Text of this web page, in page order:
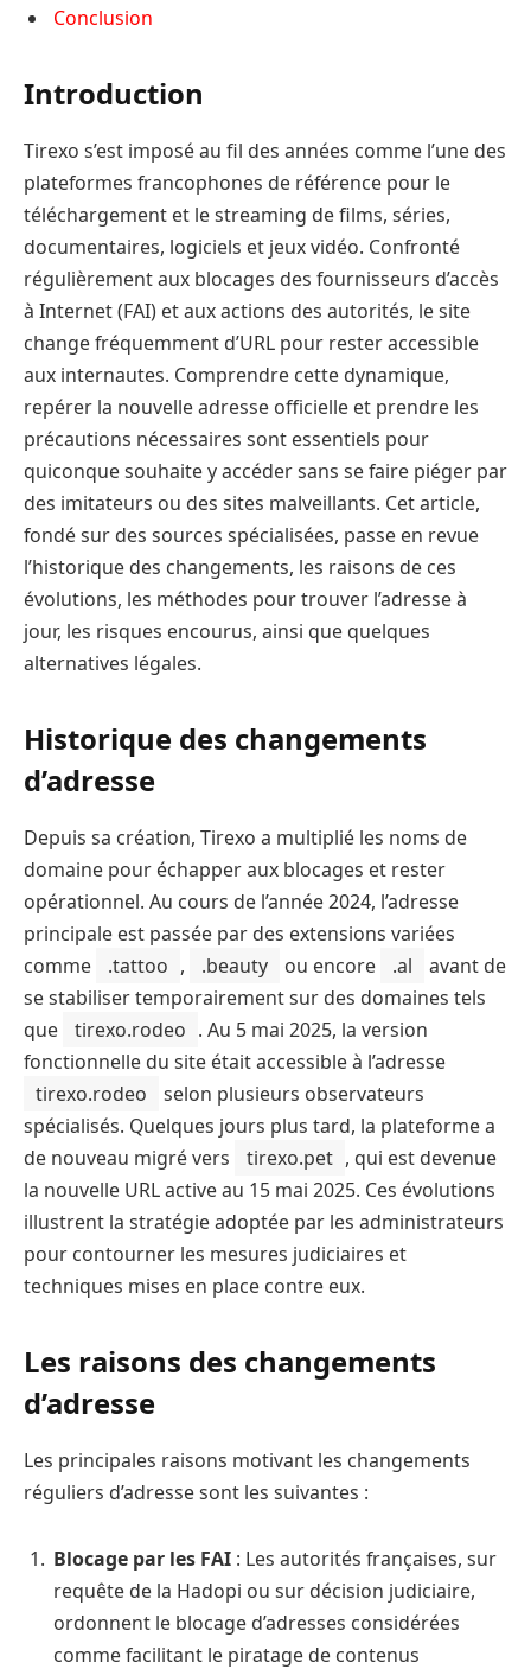
Conclusion
Introduction
Tirexo s’est imposé au fil des années comme l’une des
plateformes francophones de référence pour le
téléchargement et le streaming de films, séries,
documentaires, logiciels et jeux vidéo. Confronté
régulièrement aux blocages des fournisseurs d’accès
à Internet (FAI) et aux actions des autorités, le site
change fréquemment d’URL pour rester accessible
aux internautes. Comprendre cette dynamique,
repérer la nouvelle adresse officielle et prendre les
précautions nécessaires sont essentiels pour
quiconque souhaite y accéder sans se faire piéger par
des imitateurs ou des sites malveillants. Cet article,
fondé sur des sources spécialisées, passe en revue
l’historique des changements, les raisons de ces
évolutions, les méthodes pour trouver l’adresse à
jour, les risques encourus, ainsi que quelques
alternatives légales.
Historique des changements
d’adresse
Depuis sa création, Tirexo a multiplié les noms de
domaine pour échapper aux blocages et rester
opérationnel. Au cours de l’année 2024, l’adresse
principale est passée par des extensions variées
comme
.tattoo , .beauty ou encore .al
avant de
se stabiliser temporairement sur des domaines tels
que
tirexo.rodeo . Au 5 mai 2025, la version
fonctionnelle du site était accessible à l’adresse
tirexo.rodeo
selon plusieurs observateurs
spécialisés. Quelques jours plus tard, la plateforme a
de nouveau migré vers
tirexo.pet , qui est devenue
la nouvelle URL active au 15 mai 2025. Ces évolutions
illustrent la stratégie adoptée par les administrateurs
pour contourner les mesures judiciaires et
techniques mises en place contre eux.
Les raisons des changements
d’adresse
Les principales raisons motivant les changements
réguliers d’adresse sont les suivantes :
Blocage par les FAI : Les autorités françaises, sur
requête de la Hadopi ou sur décision judiciaire,
ordonnent le blocage d’adresses considérées
comme facilitant le piratage de contenus